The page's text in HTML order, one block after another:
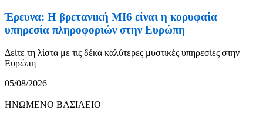
Έρευνα: Η βρετανική MI6 είναι η κορυφαία
υπηρεσία πληροφοριών στην Ευρώπη
Δείτε τη λίστα με τις δέκα καλύτερες μυστικές υπηρεσίες στην
Ευρώπη
05/08/2026
ΗΝΩΜΕΝΟ ΒΑΣΙΛΕΙΟ